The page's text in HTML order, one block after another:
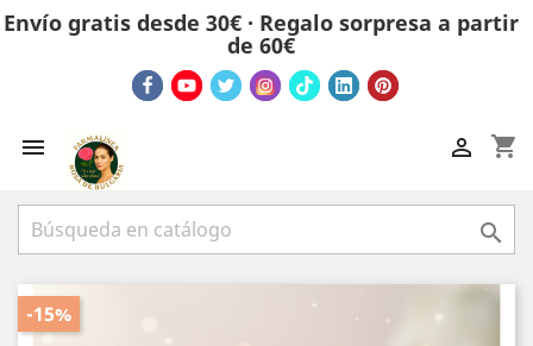
Envío gratis desde 30€ · Regalo sorpresa a partir
de 60€
 shopping_cart


-15%